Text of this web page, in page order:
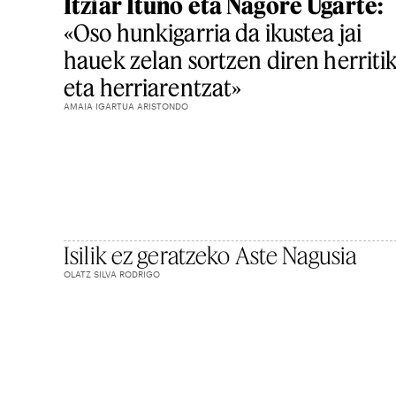
«Oso hunkigarria da ikustea jai
hauek zelan sortzen diren
eta herriarentzat»
AMAIA IGARTUA ARISTONDO
Isilik ez geratzeko Aste Nagusia
OLATZ SILVA RODRIGO